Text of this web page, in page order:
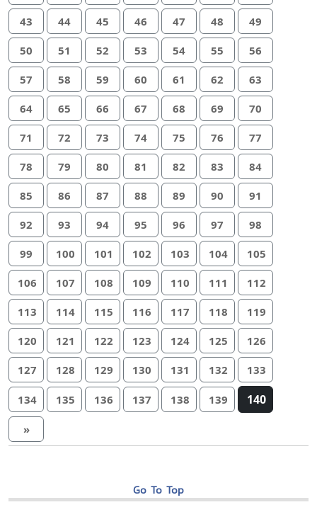
43 44 45 46 47 48 49
50 51 52 53 54 55 56
57 58 59 60 61 62 63
64 65 66 67 68 69 70
71 72 73 74 75 76 77
78 79 80 81 82 83 84
85 86 87 88 89 90 91
92 93 94 95 96 97 98
99 100 101 102 103 104 105
106 107 108 109 110 111 112
113 114 115 116 117 118 119
120 121 122 123 124 125 126
127 128 129 130 131 132 133
134 135 136 137 138 139 140
»
Go To Top